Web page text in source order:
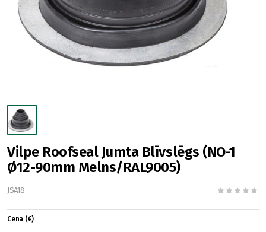
Vilpe Roofseal Jumta Blīvslēgs (NO-1
Ø12-90mm Melns/RAL9005)
JSA18
Cena (€)